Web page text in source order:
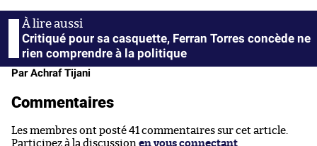
Critiqué pour sa casquette, Ferran Torres concède ne
rien comprendre à la politique
Par Achraf Tijani
Commentaires
Les membres ont posté 41 commentaires sur cet article.
Participez à la discussion en vous connectant